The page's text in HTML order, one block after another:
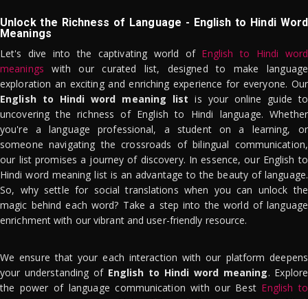
Unlock the Richness of Language - English to Hindi Word
Meanings
Let's dive into the captivating world of English to Hindi word
meanings with our curated list, designed to make language
exploration an exciting and enriching experience for everyone. Our
English to Hindi word meaning list is your online guide to
uncovering the richness of English to Hindi language. Whether
you're a language professional, a student on a learning, or
someone navigating the crossroads of bilingual communication,
our list promises a journey of discovery. In essence, our English to
Hindi word meaning list is an advantage to the beauty of language.
So, why settle for social translations when you can unlock the
magic behind each word? Take a step into the world of language
enrichment with our vibrant and user-friendly resource.
We ensure that your each interaction with our platform deepens
your understanding of English to Hindi word meaning. Explore
the power of language communication with our Best English to